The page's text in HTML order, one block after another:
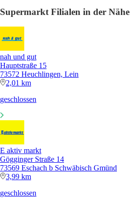
Supermarkt Filialen in der Nähe
nah und gut
Hauptstraße 15
73572 Heuchlingen, Lein
2,01 km
geschlossen
E aktiv markt
Gögginger Straße 14
73569 Eschach b Schwäbisch Gmünd
3,99 km
geschlossen